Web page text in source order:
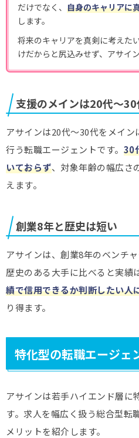
だけでなく、 自身のキャリアに
します。
将来のキャリアを真剣に考えた
けだからと尻込みせず、アサイ
支援のメインは20代～30
アサインは20代～30代をメイ
行う転職エージェントです。 30
いておらず、対象年齢の幅広さ
えます。
創業8年と歴史は短い
アサインは、創業8年のベンチ
歴史のある大手に比べると実績
績で信用できるか判断したい人
り得ます。
特化型の転職エージェ
アサインは若手ハイエンド層に
す。求人を幅広く扱う総合型転
メリットを紹介します。